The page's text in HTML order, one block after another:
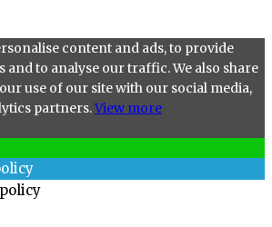
content and ads, to provide
and to analyse our traffic. We also share
use of our site with our social media,
partners.View more